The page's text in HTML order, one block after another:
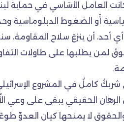
العامل الأَسَاسي في حماية
أَو الضغوط الدبلوماسية
أن ينزعَ سلاح المقاومة،
لمن يطلبها على طاولات
كاملٌ في المشروع
الحقيقي يبقى على وعي
لا يمنحها كيان العدوّ